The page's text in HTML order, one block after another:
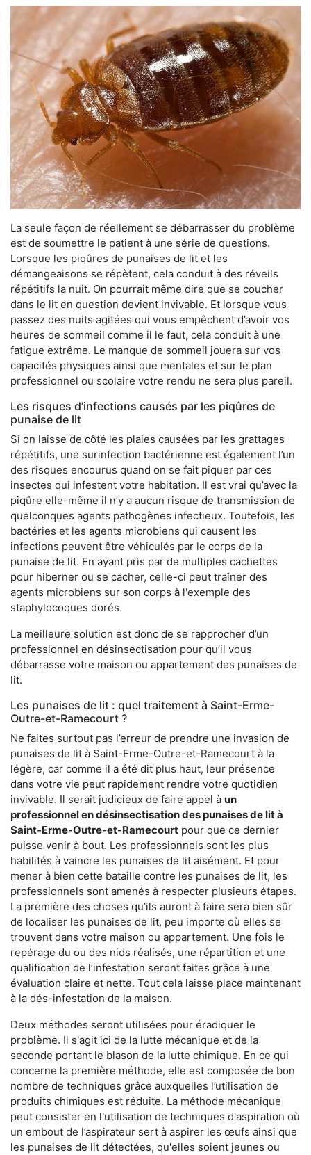
La seule façon de réellement se débarrasser du problème
est de soumettre le patient à une série de questions.
Lorsque les piqûres de punaises de lit et les
démangeaisons se répètent, cela conduit à des réveils
répétitifs la nuit. On pourrait même dire que se coucher
dans le lit en question devient invivable. Et lorsque vous
passez des nuits agitées qui vous empêchent d’avoir vos
heures de sommeil comme il le faut, cela conduit à une
fatigue extrême. Le manque de sommeil jouera sur vos
capacités physiques ainsi que mentales et sur le plan
professionnel ou scolaire votre rendu ne sera plus pareil.
Les risques d’infections causés par les piqûres de
punaise de lit
Si on laisse de côté les plaies causées par les grattages
répétitifs, une surinfection bactérienne est également l’un
des risques encourus quand on se fait piquer par ces
insectes qui infestent votre habitation. Il est vrai qu’avec la
piqûre elle-même il n’y a aucun risque de transmission de
quelconques agents pathogènes infectieux. Toutefois, les
bactéries et les agents microbiens qui causent les
infections peuvent être véhiculés par le corps de la
punaise de lit. En ayant pris par de multiples cachettes
pour hiberner ou se cacher, celle-ci peut traîner des
agents microbiens sur son corps à l'exemple des
staphylocoques dorés.
La meilleure solution est donc de se rapprocher d’un
professionnel en désinsectisation pour qu’il vous
débarrasse votre maison ou appartement des punaises de
lit.
Les punaises de lit : quel traitement à Saint-Erme-
Outre-et-Ramecourt ?
Ne faites surtout pas l’erreur de prendre une invasion de
punaises de lit à Saint-Erme-Outre-et-Ramecourt à la
légère, car comme il a été dit plus haut, leur présence
dans votre vie peut rapidement rendre votre quotidien
invivable. Il serait judicieux de faire appel à un
professionnel en désinsectisation des punaises de lit à
Saint-Erme-Outre-et-Ramecourt pour que ce dernier
puisse venir à bout. Les professionnels sont les plus
habilités à vaincre les punaises de lit aisément. Et pour
mener à bien cette bataille contre les punaises de lit, les
professionnels sont amenés à respecter plusieurs étapes.
La première des choses qu’ils auront à faire sera bien sûr
de localiser les punaises de lit, peu importe où elles se
trouvent dans votre maison ou appartement. Une fois le
repérage du ou des nids réalisés, une répartition et une
qualification de l’infestation seront faites grâce à une
évaluation claire et nette. Tout cela laisse place maintenant
à la dés-infestation de la maison.
Deux méthodes seront utilisées pour éradiquer le
problème. Il s'agit ici de la lutte mécanique et de la
seconde portant le blason de la lutte chimique. En ce qui
concerne la première méthode, elle est composée de bon
nombre de techniques grâce auxquelles l’utilisation de
produits chimiques est réduite. La méthode mécanique
peut consister en l'utilisation de techniques d'aspiration où
un embout de l’aspirateur sert à aspirer les œufs ainsi que
les punaises de lit détectées, qu'elles soient jeunes ou